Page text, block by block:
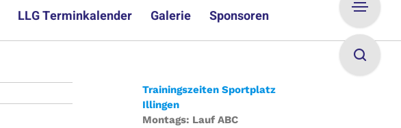
LLG Terminkalender Galerie Sponsoren
Trainingszeiten Sportplatz
Illingen
Montags: Lauf ABC